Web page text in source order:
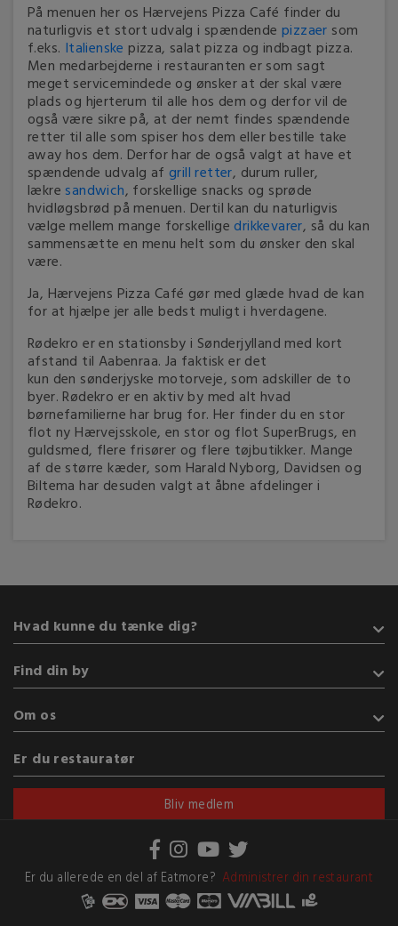
På menuen her os Hærvejens Pizza Café finder du
naturligvis et stort udvalg i spændende pizzaer som
f.eks. Italienske pizza, salat pizza og indbagt pizza.
Men medarbejderne i restauranten er som sagt
meget servicemindede og ønsker at der skal være
plads og hjerterum til alle hos dem og derfor vil de
også være sikre på, at der nemt findes spændende
retter til alle som spiser hos dem eller bestille take
away hos dem. Derfor har de også valgt at have et
spændende udvalg af grill retter, durum ruller,
lækre sandwich, forskellige snacks og sprøde
hvidløgsbrød på menuen. Dertil kan du naturligvis
vælge mellem mange forskellige drikkevarer, så du kan
sammensætte en menu helt som du ønsker den skal
være.
Ja, Hærvejens Pizza Café gør med glæde hvad de kan
for at hjælpe jer alle bedst muligt i hverdagene.
Rødekro er en stationsby i Sønderjylland med kort
afstand til Aabenraa. Ja faktisk er det
kun den sønderjyske motorveje, som adskiller de to
byer. Rødekro er en aktiv by med alt hvad
børnefamilierne har brug for. Her finder du en stor
flot ny Hærvejsskole, en stor og flot SuperBrugs, en
guldsmed, flere frisører og flere tøjbutikker. Mange
af de større kæder, som Harald Nyborg, Davidsen og
Biltema har desuden valgt at åbne afdelinger i
Rødekro.
Hvad kunne du tænke dig?
Takeaway
Indisk
Sushi
Tyrkisk
Se flere køkkener
Find din by
Sønderborg
Kolding
Esbjerg
Vejle
Om os
Handelsbetingelser
Brug af cookies
Er du restauratør
Bliv medlem
Er du allerede en del af Eatmore? Administrer din restaurant